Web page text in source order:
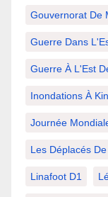
Gouvernorat De
Guerre Dans
Guerre À L'Est
Inondations À
Journée
Les Déplacés
Linafoot D1